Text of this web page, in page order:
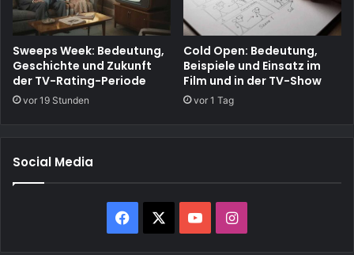
Sweeps Week: Bedeutung,
Geschichte und Zukunft
der TV-Rating-Periode
vor 19 Stunden
Cold Open: Bedeutung,
Beispiele und Einsatz im
Film und in der TV-Show
vor 1 Tag
Social Media
Facebook YouTubeInstagram